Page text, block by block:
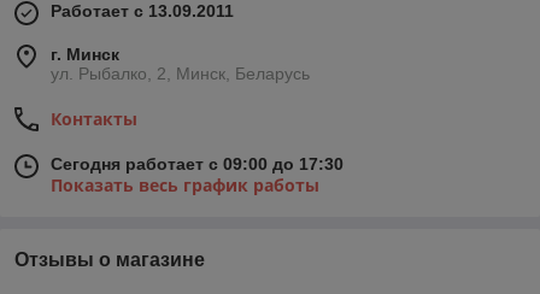
Работает с 13.09.2011
г. Минск
ул. Рыбалко, 2, Минск, Беларусь
Контакты
Сегодня работает с 09:00 до 17:30
Показать весь график работы
Отзывы о магазине